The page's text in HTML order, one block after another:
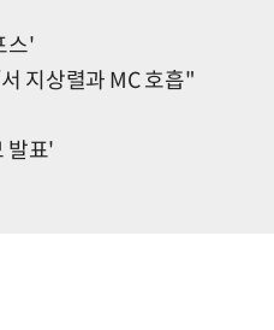
스'
지상렬과 MC 호흡"
발표'